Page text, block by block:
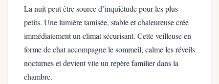
La nuit peut être source d’inquiétude pour les plus
petits. Une lumière tamisée, stable et chaleureuse crée
immédiatement un climat sécurisant. Cette veilleuse en
forme de chat accompagne le sommeil, calme les réveils
nocturnes et devient vite un repère familier dans la
chambre.